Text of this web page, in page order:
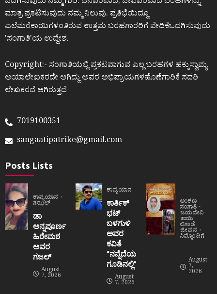
ಮಾತ್ರ ಪ್ರಕಟಿಸುವುದು ನಮ್ಮ ನಿಲುವು. ಪ್ರತಿಭೆಯಿದ್ದೂ
ಎಲೆಮರೆಕಾಯಿಗಳಂತಿರುವ ಉತ್ತಮ ಬರಹಗಾರರಿಗೆ ವೇದಿಕೆಒದಗಿಸುವುದು
ʼಸಂಗಾತಿʼಯ ಉದ್ದೇಶ.
Copyright:- ಸಂಗಾತಿಯಲ್ಲಿ ಪ್ರಕಟವಾಗುವ ಎಲ್ಲ ಬರಹಗಳ ಹಕ್ಕುಸ್ವಾಮ್ಯ
ಆಯಾಲೇಖಕರದೇ ಆಗಿದ್ದು ಅವರ ಅಭಿಪ್ರಾಯಗಳಹೊಣೆಗಾರಿಕೆ ಸದರಿ
ಲೇಖಕರದೆ ಆಗಿರುತ್ತದೆ
7019100351
sangaatipatrike@gmail.com
Posts Lists
ಕಾವ್ಯಯಾನ
ಗಝಲ್
ಡಾ
ಅನ್ನಪೂರ್ಣ
ಹಿರೇಮಠ
ಅವರ
ಗಜಲ್
August
7, 2026
ಕಾವ್ಯಯಾನ
ಕಾರ್ತಿಕ್
ಭಟ್
ಬಳಗುಳಿ
ಅವರ
ಕವಿತೆ
“ನನ್ನೆದೆಯ
ಗೂಡಿನಲ್ಲಿ”
August
7, 2026
ಅಂಕಣ
ಸಂಗಾತಿ
ಜಯದೇವಿ
ತಾಯಿ
ಲಿಗಾಡೆ
ಜೀವನ
ನಿಮ್ಮೊಂದಿಗೆ
August
7,
2026